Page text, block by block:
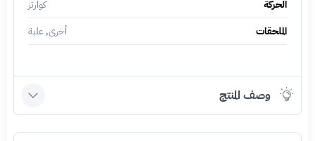
الحركة
كوارتز
الملحقات
أخرى, علبة
وصف المنتج